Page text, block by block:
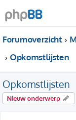
Forumoverzicht
Opkomstlijsten
Opkomstlijsten
Nieuw onderwerp